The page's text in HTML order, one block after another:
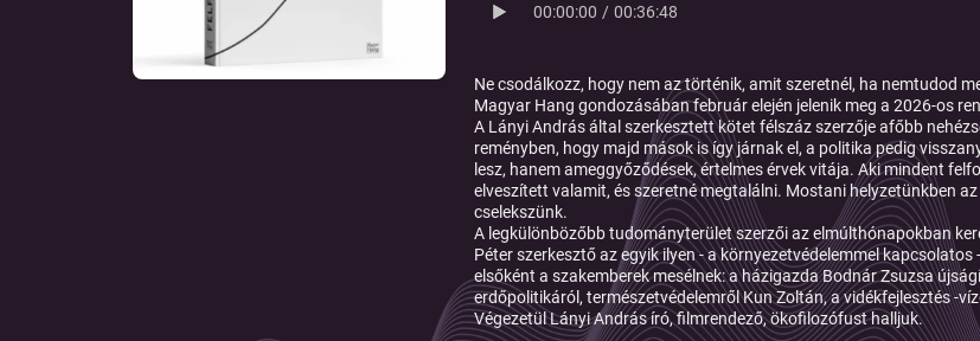
00:00:00 / 00:36:48
Ne csodálkozz, hogy nem az történik, amit szeretnél, ha nemtudod
Magyar Hang gondozásában február elején jelenik meg a 2026-os
A Lányi András által szerkesztett kötet félszáz szerzője afőbb
reményben, hogy majd mások is így járnak el, a politika pedig
lesz, hanem ameggyőződések, értelmes érvek vitája. Aki mindent
elveszített valamit, és szeretné megtalálni. Mostani helyzetünkben
cselekszünk.
A legkülönbözőbb tudományterület szerzői az elmúlthónapokban
Péter szerkesztőaz egyik ilyen - a környezetvédelemmel
elsőként a szakemberek mesélnek: a házigazdaBodnár Zsuzsa
erdőpolitikáról, természetvédelemrőlKun Zoltán, a vidékfejlesztés -
VégezetülLányi Andrásíró, filmrendező, ökofilozófust halljuk.